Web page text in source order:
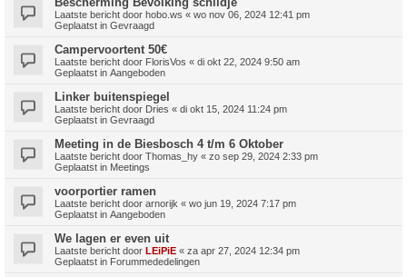
Laatste bericht door hobo.ws « wo nov 06, 2024 12:41 pm
Geplaatst in Gevraagd
Campervoortent 50€
Laatste bericht door FlorisVos « di okt 22, 2024 9:50 am
Geplaatst in Aangeboden
Linker buitenspiegel
Laatste bericht door Dries « di okt 15, 2024 11:24 pm
Geplaatst in Gevraagd
Meeting in de Biesbosch 4 t/m 6 Oktober
Laatste bericht door Thomas_hy « zo sep 29, 2024 2:33 pm
Geplaatst in Meetings
voorportier ramen
Laatste bericht door arnorijk « wo jun 19, 2024 7:17 pm
Geplaatst in Aangeboden
We lagen er even uit
Laatste bericht door LEiPiE « za apr 27, 2024 12:34 pm
Geplaatst in Forummededelingen